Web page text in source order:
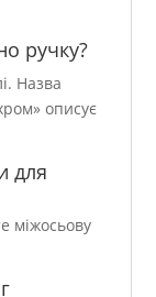
ручку?
Назва
описує
для
міжосьову